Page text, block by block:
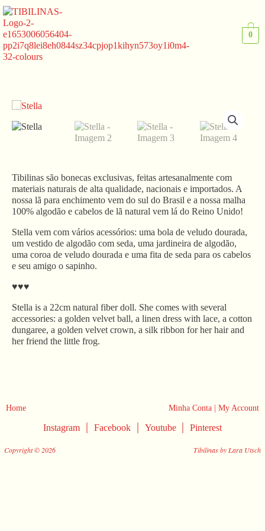
Ir
para
o
conteúdo
0
Tibilinas são bonecas exclusivas, feitas artesanalmente com
materiais naturais de alta qualidade, nacionais e importados. A
nossa lã para enchimento vem do sul do Brasil e a nossa malha
100% algodão e cabelos de lã natural vem lá do Reino Unido!
Stella vem com vários acessórios: uma bola de veludo dourada,
um vestido de algodão com seda, uma jardineira de algodão,
uma coroa de veludo dourada e uma fita de seda para os cabelos
e seu amigo o sapinho.
♥♥♥
Stella is a 22cm natural fiber doll. She comes with several
accessories: a golden velvet ball, a linen dress with lace, a cotton
dungaree, a golden velvet crown, a silk ribbon for her hair and
her friend the little frog.
Home Minha Conta | My Account
Instagram | Facebook | Youtube | Pinterest
Copyright © 2026 Tibilinas by Lara Utsch